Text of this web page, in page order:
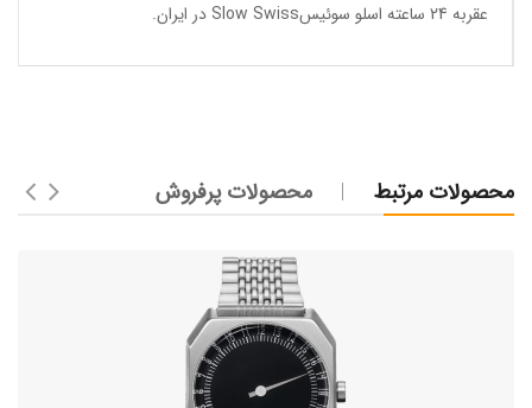
عقربه 24 ساعته اسلو سوئیسSlow Swiss در ایران
.
محصولات مرتبط محصولات پرفروش